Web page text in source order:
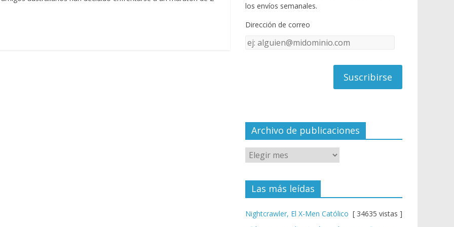
o
k e
C
el
los envíos semanales.
Dirección de correo
Dirección
Archivo de publicaciones
Las más leídas
Nightcrawler, El X-Men Católico [ 34635 vistas ]